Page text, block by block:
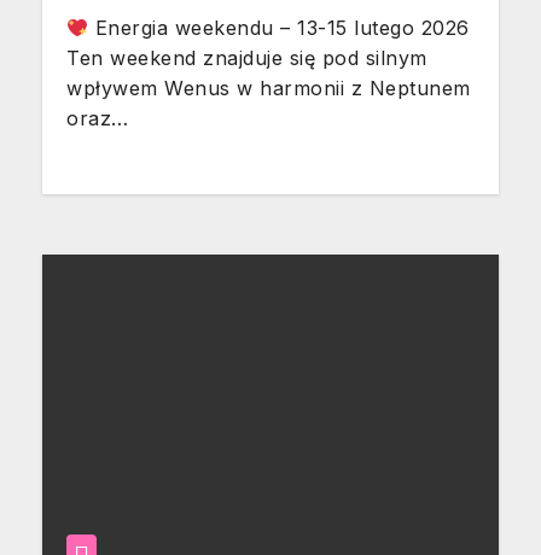
Energia weekendu – 13-15 lutego 2026
Ten weekend znajduje się pod silnym
wpływem Wenus w harmonii z Neptunem
oraz…